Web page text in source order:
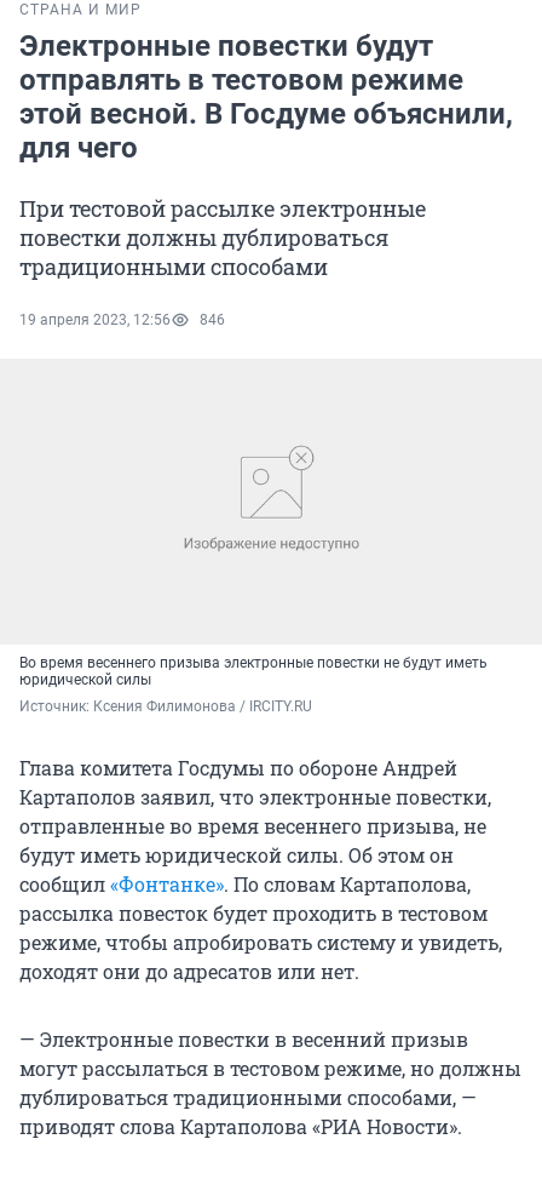
СТРАНА И МИР
Электронные повестки будут
отправлять в тестовом режиме
этой весной. В Госдуме объяснили,
для чего
При тестовой рассылке электронные
повестки должны дублироваться
традиционными способами
19 апреля 2023, 12:56 846
Во время весеннего призыва электронные повестки не будут иметь
юридической силы
Источник: Ксения Филимонова / IRCITY.RU
Глава комитета Госдумы по обороне Андрей
Картаполов заявил, что электронные повестки,
отправленные во время весеннего призыва, не
будут иметь юридической силы. Об этом он
сообщил«Фонтанке». По словам Картаполова,
рассылка повесток будет проходить в тестовом
режиме, чтобы апробировать систему и увидеть,
доходят они до адресатов или нет.
— Электронные повестки в весенний призыв
могут рассылаться в тестовом режиме, но должны
дублироваться традиционными способами, —
приводят слова Картаполова «РИА Новости».